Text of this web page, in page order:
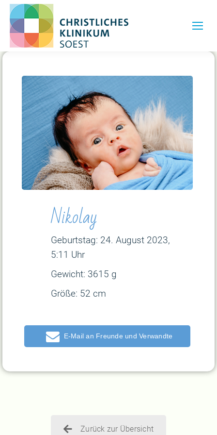
Nikolay
Geburtstag: 24. August 2023,
5:11 Uhr
Gewicht: 3615 g
Größe: 52 cm
E-Mail
Zurück zur Übersicht